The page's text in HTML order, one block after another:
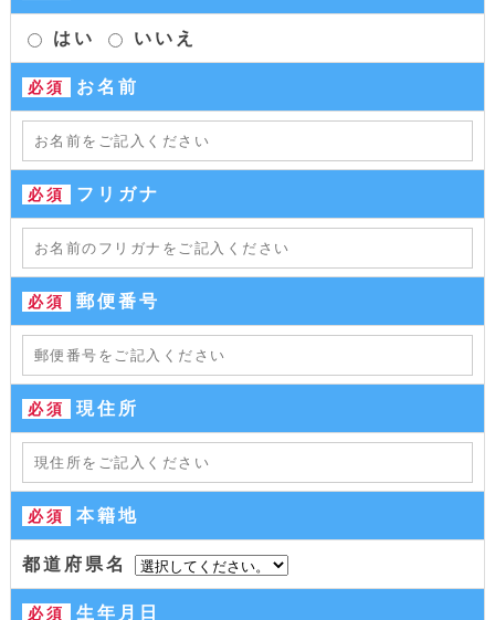
はい いいえ
必須 お名前
必須 フリガナ
必須 郵便番号
必須 現住所
必須 本籍地
都道府県名
必須 生年月日